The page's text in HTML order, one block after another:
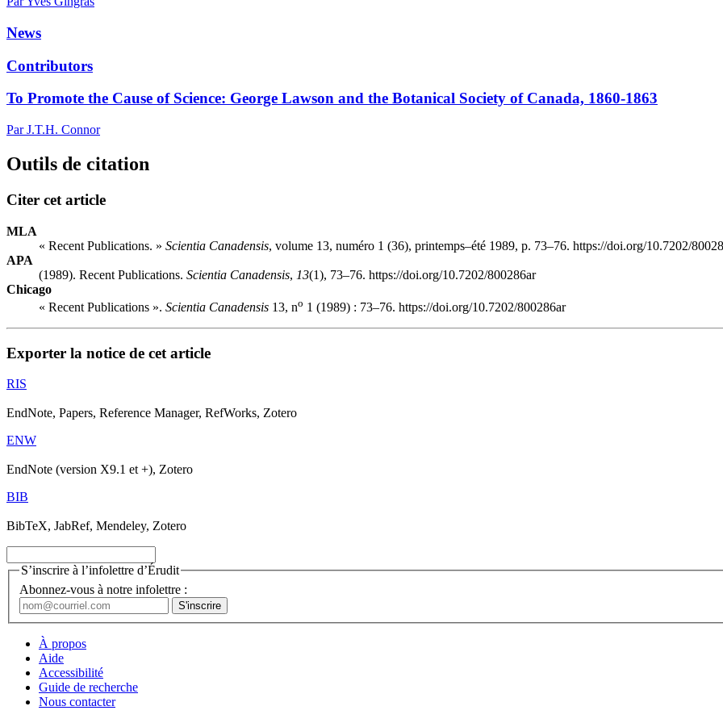
News
Contributors
To Promote the Cause of Science: George Lawson and the Botanical Society of Canada, 1860-1863
Par J.T.H. Connor
Outils de citation
Citer cet article
MLA
« Recent Publications. » Scientia Canadensis, volume 13, numéro 1 (36), printemps–été 1989, p. 73–76. https://doi.org/10.7202/
APA
(1989). Recent Publications. Scientia Canadensis, 13(1), 73–76. https://doi.org/10.7202/800286ar
Chicago
« Recent Publications ». Scientia Canadensis 13, no 1 (1989) : 73–76. https://doi.org/10.7202/800286ar
Exporter la notice de cet article
RIS
EndNote, Papers, Reference Manager, RefWorks, Zotero
ENW
EndNote (version X9.1 et +), Zotero
BIB
BibTeX, JabRef, Mendeley, Zotero
S’inscrire à l’infolettre d’Érudit
Abonnez-vous à notre infolettre :
À propos
Aide
Accessibilité
Guide de recherche
Nous contacter